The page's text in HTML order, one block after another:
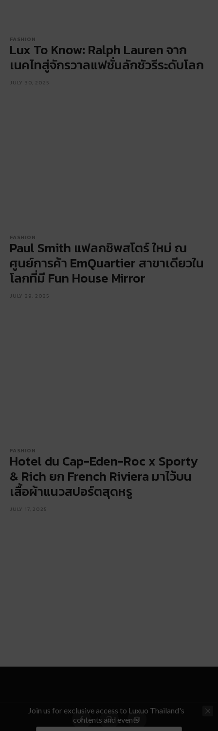
FASHION
Lux To Know: Ralph Lauren จาก
เนคไทสู่จักรวาลแฟชั่นลักชัวรีระดับโลก
JULY 30, 2025
FASHION
Paul Smith แฟลกชิพสโตร์ ใหม่ ณ
ศูนย์การค้า EmQuartier สาขาเดียวใน
โลกที่มี Fun House Mirror
JULY 29, 2025
FASHION
Hotel du Cap-Eden-Roc x Sporty
& Rich ยก French Riviera มาไว้บน
เสื้อผ้าแนวสปอร์ตสุดหรู
JULY 17, 2025
Join us for exclusive access to Luxuo Thailand's
contents and events